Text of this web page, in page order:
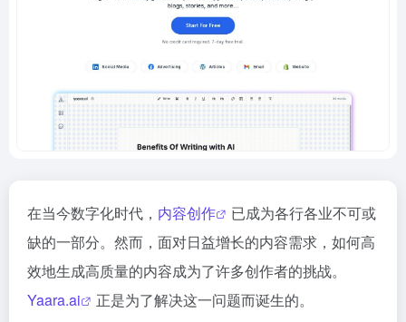
在当今数字化时代， 内容创作
已成为各行各业不可或
缺的一部分。然而，面对日益增长的内容需求，如何高
效地生成高质量的内容成为了许多创作者的挑战。
Yaara.ai
正是为了解决这一问题而诞生的。